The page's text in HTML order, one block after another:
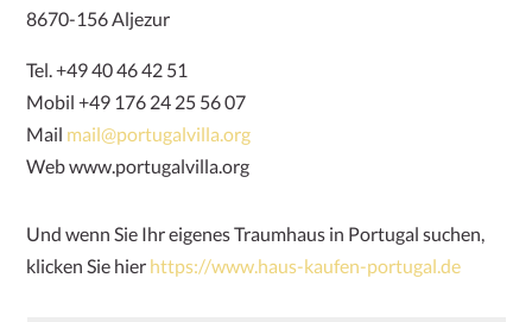
8670-156 Aljezur
Tel. +49 40 46 42 51
Mobil +49 176 24 25 56 07
Mail mail@portugalvilla.org
Web www.portugalvilla.org
Und wenn Sie Ihr eigenes Traumhaus in Portugal suchen,
klicken Sie hier https://www.haus-kaufen-portugal.de